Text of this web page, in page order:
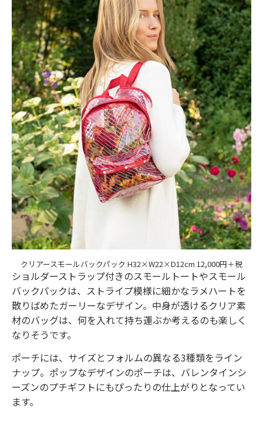
クリアースモールバックパック H32×W22×D12cm 12,000円＋税
ショルダーストラップ付きのスモールトートやスモール
バックパックは、ストライプ模様に細かなラメハートを
散りばめたガーリーなデザイン。中身が透けるクリア素
材のバッグは、何を入れて持ち運ぶか考えるのも楽しく
なりそうです。
ポーチには、サイズとフォルムの異なる3種類をライン
ナップ。ポップなデザインのポーチは、バレンタインシ
ーズンのプチギフトにもぴったりの仕上がりとなってい
ます。